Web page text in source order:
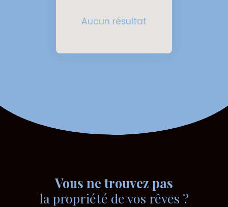
Aucun résultat
Vous ne trouvez pas
la propriété de vos rêves ?